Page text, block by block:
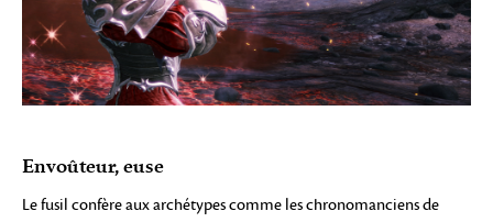
Envoûteur, euse
Le fusil confère aux archétypes comme les chronomanciens de